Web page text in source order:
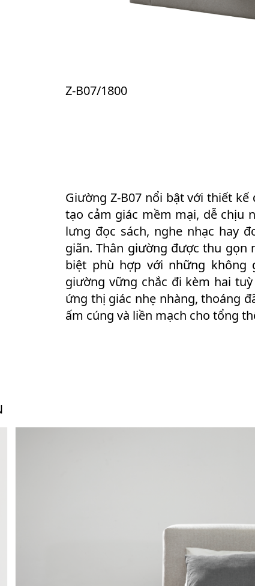
Z-B07/1800
Giường Z-B07 nổi bật với thiết
tạo cảm giác mềm mại, dễ chịu
lưng đọc sách, nghe nhạc hay
giãn. Thân giường được thu gọn
biệt phù hợp với những không
giường vững chắc đi kèm hai
ứng thị giác nhẹ nhàng, thoáng
ấm cúng và liền mạch cho tổng